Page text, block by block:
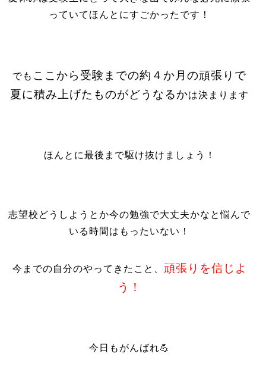
っていてほんとにすごかったです！
でも ここから受験までの約４か月の頑張りで
夏に積み上げたものがどうなるかは決まります
ほんとに最後まで駆け抜けましょう！
志望校どうしようとか今の勉強で大丈夫かなと悩んで
いる時間はもったいない！
今までの自分のやってきたこと、 頑張りを信じよ
う！
今日もがんばれ💪